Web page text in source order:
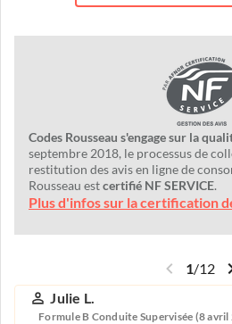
Codes Rousseau s'engage sur la
septembre 2018, le processus de
restitution des avis en ligne de
Rousseau estcertifié NF SERVICE.
Plus d'infos sur la certification
1/12
Julie L.
Formule B Conduite Supervisée (8 avril